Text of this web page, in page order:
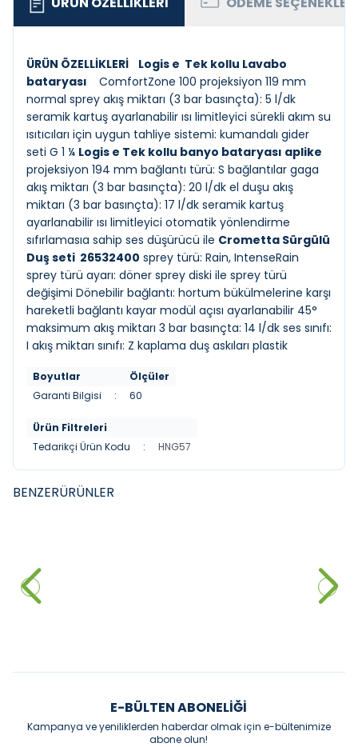
ÜRÜN ÖZELLİKLERİ
Logis e Tek kollu Lavabo
bataryası
ComfortZone 100 projeksiyon 119 mm
normal sprey akış miktarı (3 bar basınçta): 5 l/dk
seramik kartuş ayarlanabilir ısı limitleyici sürekli akım su
ısıtıcıları için uygun tahliye sistemi: kumandalı gider
seti G 1 ¼ Logis e Tek kollu banyo bataryası aplike
projeksiyon 194 mm bağlantı türü: S bağlantılar gaga
akış miktarı (3 bar basınçta): 20 l/dk el duşu akış
miktarı (3 bar basınçta): 17 l/dk seramik kartuş
ayarlanabilir ısı limitleyici otomatik yönlendirme
sıfırlamasıa sahip ses düşürücü ile Crometta Sürgülü
Duş seti 26532400 sprey türü: Rain, IntenseRain
sprey türü ayarı: döner sprey diski ile sprey türü
değişimi Dönebilir bağlantı: hortum bükülmelerine karşı
hareketli bağlantı kayar modül açısı ayarlanabilir 45°
maksimum akış miktarı 3 bar basınçta: 14 l/dk ses sınıfı:
I akış miktarı sınıfı: Z kaplama duş askıları plastik
Boyutlar
Ölçüler
Garanti Bilgisi
: 60
Ürün Filtreleri
Tedarikçi Ürün Kodu
: HNG57
BENZERÜRÜNLER
17.500,00
E-BÜLTEN ABONELIĞI
Kampanya ve yeniliklerden haberdar olmak için e-bültenimize
abone olun!